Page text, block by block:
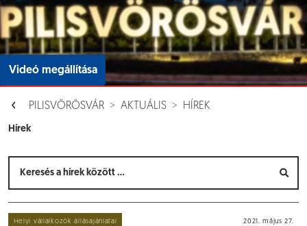
Videó megállítása
PILISVÖRÖSVÁR AKTUÁLIS HÍREK
Hírek
Helyi vállalkozók állásajánlatai 2021. május 27.
Aloldalak []